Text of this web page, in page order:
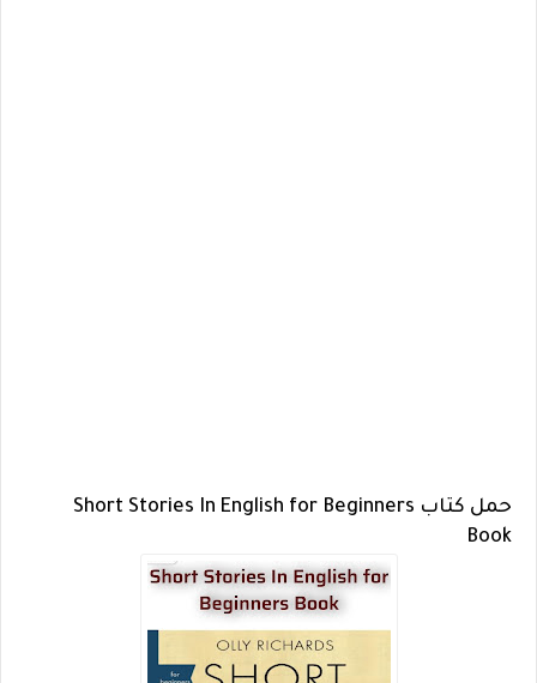
حمل كتاب Short Stories In English for Beginners
Book